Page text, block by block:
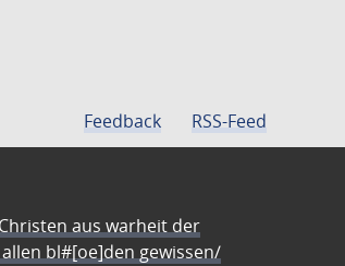
Feedback RSS-Feed
aus warheit der
bl#[oe]den gewissen/